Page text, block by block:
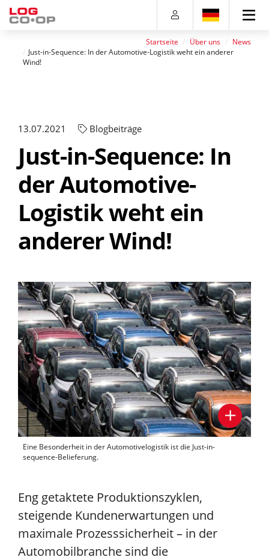
Direkt
zum
Direkt
zum
Direkt
zur
Direkt
zum
Startseite Über uns
News
Just-in-Sequence: In der Automotive-Logistik weht ein anderer
Wind!
13.07.2021 Blogbeiträge
Just-in-Sequence: In
der Automotive-
Logistik weht ein
anderer Wind!
Eine Besonderheit in der Automotivelogistik ist die Just-in-
sequence-Belieferung.
Eng getaktete Produktionszyklen,
steigende Kundenerwartungen und
maximale Prozesssicherheit – in der
Automobilbranche sind die